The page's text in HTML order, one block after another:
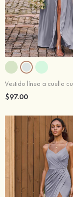
$97.00